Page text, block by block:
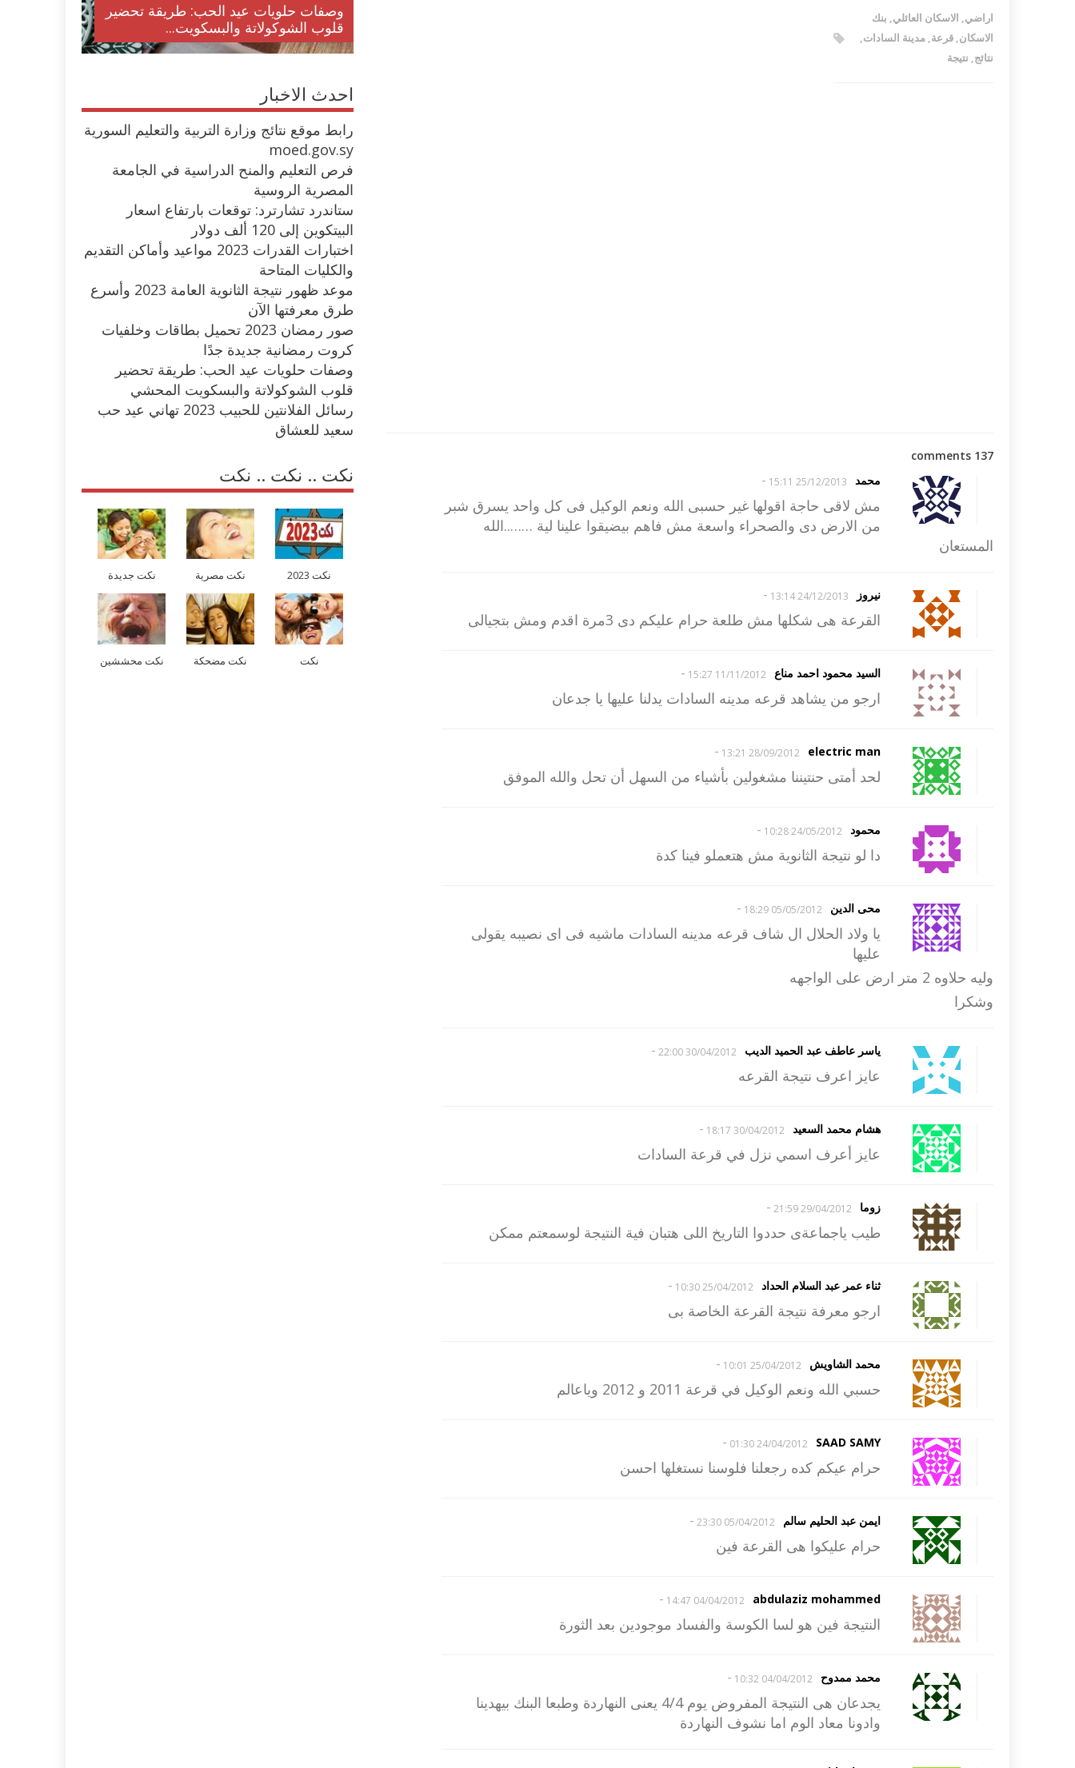
اراضي, الاسكان العائلي, بنك
الاسكان, قرعة, مدينة السادات,
نتائج, نتيجة
137 comments
محمد
25/12/2013 15:11
-
مش لاقى حاجة اقولها غير حسبى الله ونعم الوكيل فى كل واحد يسرق شبر
من الارض دى والصحراء واسعة مش فاهم بيضيقوا علينا لية ……..الله
المستعان
نيروز 24/12/2013 13:14
-
القرعة هى شكلها مش طلعة حرام عليكم دى 3مرة اقدم ومش بتجيالى
السيد محمود احمد مناع 11/11/2012 15:27
-
ارجو من يشاهد قرعه مدينه السادات يدلنا عليها يا جدعان
electric man
28/09/2012 13:21
-
لحد أمتى حنتيننا مشغولين بأشياء من السهل أن تحل والله الموفق
محمود 24/05/2012 10:28
-
دا لو نتيجة الثانوية مش هتعملو فينا كدة
محى الدين 05/05/2012 18:29
-
يا ولاد الحلال ال شاف قرعه مدينه السادات ماشيه فى اى نصيبه يقولى
عليها
وليه حلاوه 2 متر ارض على الواجهه
وشكرا
ياسر عاطف عبد الحميد الديب 30/04/2012 22:00
-
عايز اعرف نتيجة القرعه
هشام محمد السعيد 30/04/2012 18:17
-
عايز أعرف اسمي نزل في قرعة السادات
زوما 29/04/2012 21:59
-
طيب ياجماعةى حددوا التاريخ اللى هتبان فية النتيجة لوسمعتم ممكن
ثناء عمر عبد السلام الحداد 25/04/2012 10:30
-
ارجو معرفة نتيجة القرعة الخاصة بى
محمد الشاويش 25/04/2012 10:01
-
حسبي الله ونعم الوكيل في قرعة 2011 و 2012 وياعالم
SAAD SAMY
24/04/2012 01:30
-
حرام عيكم كده رجعلنا فلوسنا نستغلها احسن
ايمن عبد الحليم سالم 05/04/2012 23:30
-
حرام عليكوا هى القرعة فين
abdulaziz mohammed
04/04/2012 14:47
-
النتيجة فين هو لسا الكوسة والفساد موجودين بعد الثورة
محمد ممدوح 04/04/2012 10:32
-
يجدعان هى النتيجة المفروض يوم 4/4 يعنى النهاردة وطبعا البنك بيهدينا
وادونا معاد الوم اما نشوف النهاردة
وصفات حلويات عيد الحب: طريقة تحضير
قلوب الشوكولاتة والبسكويت...
طريقة تحضير حلاوة المولد النبوي مع
وصفات بالفيديو والصور...
اكلات عيد الاضحى 2023 وصفات طبخ
احدث الاخبار
رابط موقع نتائج وزارة التربية والتعليم السورية
moed.gov.sy
فرص التعليم والمنح الدراسية في الجامعة
المصرية الروسية
ستاندرد تشارترد: توقعات بارتفاع اسعار
البيتكوين إلى 120 ألف دولار
اختبارات القدرات 2023 مواعيد وأماكن التقديم
والكليات المتاحة
موعد ظهور نتيجة الثانوية العامة 2023 وأسرع
طرق معرفتها الآن
صور رمضان 2023 تحميل بطاقات وخلفيات
كروت رمضانية جديدة جدًا
وصفات حلويات عيد الحب: طريقة تحضير
قلوب الشوكولاتة والبسكويت المحشي
رسائل الفلانتين للحبيب 2023 تهاني عيد حب
سعيد للعشاق
نكت .. نكت .. نكت
نكت 2023 نكت مصرية نكت جديدة
نكت نكت مضحكة نكت محششين